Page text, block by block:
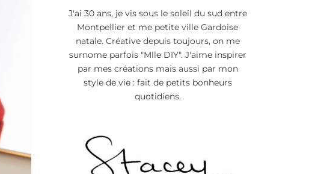
J'ai 30 ans, je vis sous le soleil du sud entre
Montpellier et me petite ville Gardoise
natale. Créative depuis toujours, on me
surnome parfois "Mlle DIY". J'aime inspirer
par mes créations mais aussi par mon
style de vie : fait de petits bonheurs
quotidiens.